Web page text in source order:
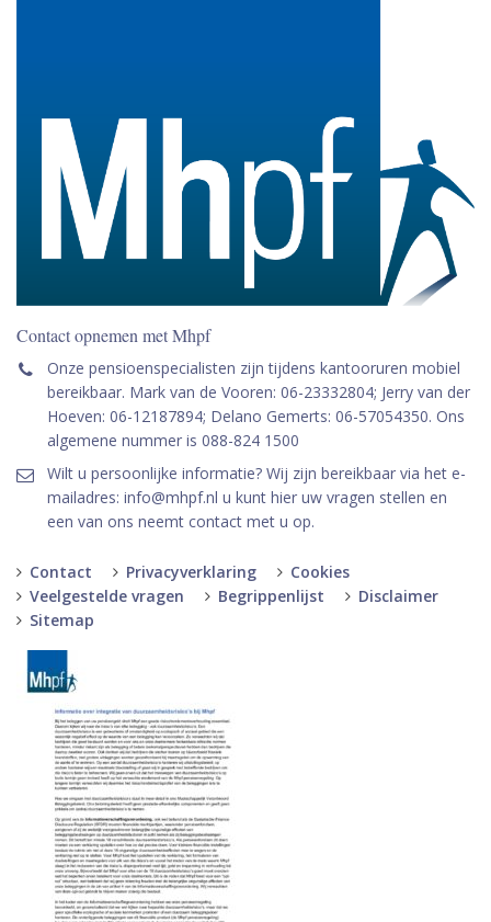
Contact opnemen met Mhpf
Onze pensioenspecialisten zijn tijdens kantooruren mobiel
bereikbaar. Mark van de Vooren: 06-23332804; Jerry van der
Hoeven: 06-12187894; Delano Gemerts: 06-57054350. Ons
algemene nummer is 088-824 1500
Wilt u persoonlijke informatie? Wij zijn bereikbaar via het e-
mailadres: info@mhpf.nl u kunt hier uw vragen stellen en
een van ons neemt contact met u op.
Contact Privacyverklaring
Cookies
Veelgestelde vragen
Begrippenlijst
Disclaimer
Sitemap